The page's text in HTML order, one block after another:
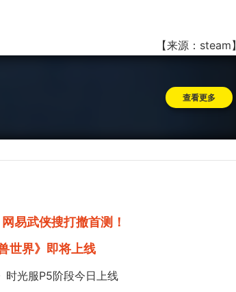
【来源：steam】
查看更多
易武侠搜打撤首测！
世界》即将上线
时光服P5阶段今日上线